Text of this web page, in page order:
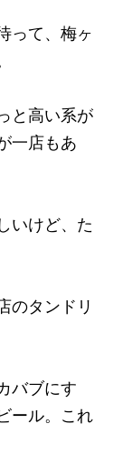
って、梅ヶ
と高い系が
一店もあ
いけど、た
のタンドリ
バブにす
ール。これ